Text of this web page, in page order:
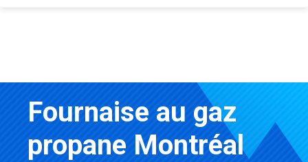
Fournaise au gaz
propane Montréal